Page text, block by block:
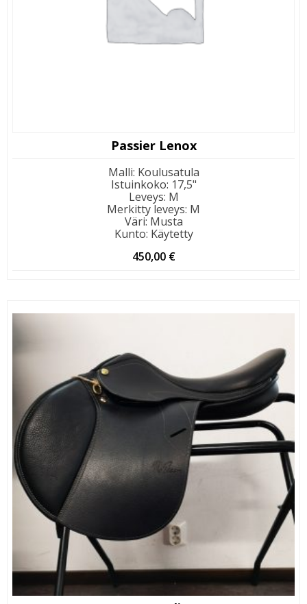
Passier Lenox
Malli: Koulusatula
Istuinkoko: 17,5"
Leveys: M
Merkitty leveys: M
Väri: Musta
Kunto: Käytetty
450,00 €